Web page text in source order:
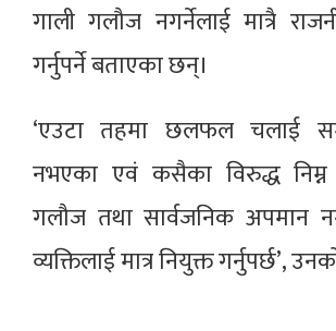
गाली गलौज नगर्नेलाई मात्रै
गर्नुपर्ने बताएका छन्।
‘एउटा तहमा छलफल चलाई
नभएका एवं कसैका विरुद्ध निम्न
गलौज तथा सार्वजनिक अपमान
व्यक्तिलाई मात्र नियुक्त गर्नुपर्छ’,